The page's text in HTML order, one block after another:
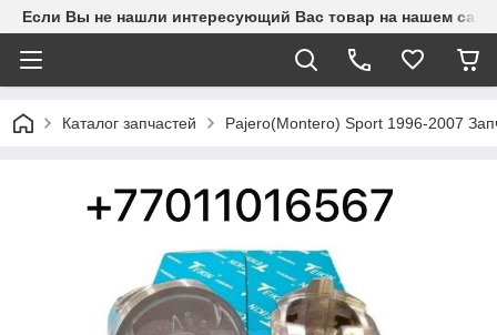
Если Вы не нашли интересующий Вас товар на нашем
Каталог запчастей Pajero(Montero) Sport 1996-2007